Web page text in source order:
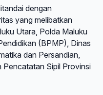
dengan
yang melibatkan
Utara, Polda Maluku
(BPMP), Dinas
dan Persandian,
Pencatatan Sipil Provinsi